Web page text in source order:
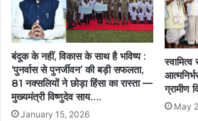
बंदूक के नहीं, विकास के साथ है भविष्य :
‘पुनर्वास से पुनर्जीवन’ की बड़ी सफलता,
81 नक्सलियों ने छोड़ा हिंसा का रास्ता —
मुख्यमंत्री विष्णुदेव साय….
January 15, 2026
ग्रामीण
May